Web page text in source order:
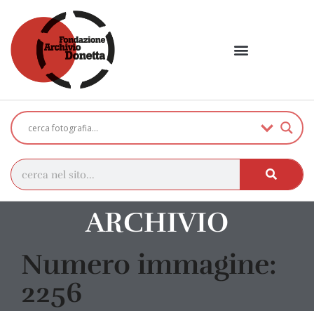
ARCHIVIO
Numero immagine:
2256